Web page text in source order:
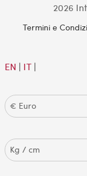
2026
Termini e
EN | IT|